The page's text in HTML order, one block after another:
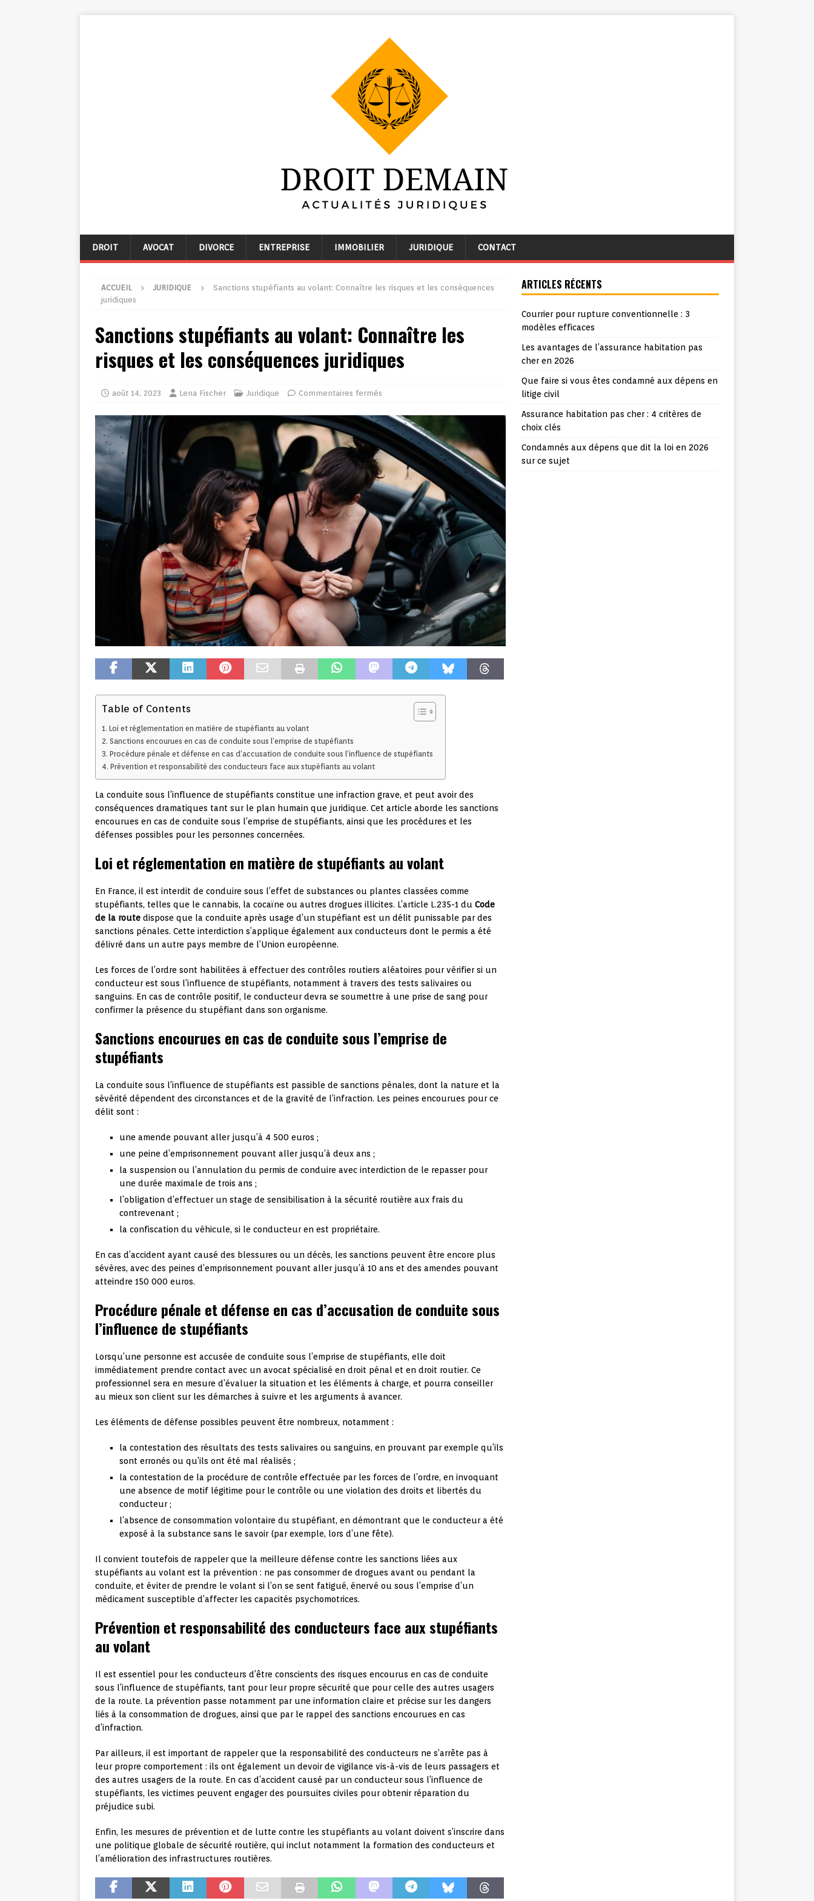
DROIT AVOCAT DIVORCE ENTREPRISE IMMOBILIER JURIDIQUE CONTACT
ACCUEIL JURIDIQUE
Sanctions stupéfiants au volant: Connaître les risques et les conséquences
juridiques
Sanctions stupéfiants au volant: Connaître les
risques et les conséquences juridiques
août 14, 2023 Lena Fischer Juridique Commentaires fermés
Table of Contents
Loi et réglementation en matière de stupéfiants au volant
Sanctions encourues en cas de conduite sous l’emprise de stupéfiants
Procédure pénale et défense en cas d’accusation de conduite sous l’influence de stupéfiants
Prévention et responsabilité des conducteurs face aux stupéfiants au volant
La conduite sous l’influence de stupéfiants constitue une infraction grave, et peut avoir des
conséquences dramatiques tant sur le plan humain que juridique. Cet article aborde les sanctions
encourues en cas de conduite sous l’emprise de stupéfiants, ainsi que les procédures et les
défenses possibles pour les personnes concernées.
Loi et réglementation en matière de stupéfiants au volant
En France, il est interdit de conduire sous l’effet de substances ou plantes classées comme
stupéfiants, telles que le cannabis, la cocaïne ou autres drogues illicites. L’article L.235-1 du Code
de la route dispose que la conduite après usage d’un stupéfiant est un délit punissable par des
sanctions pénales. Cette interdiction s’applique également aux conducteurs dont le permis a été
délivré dans un autre pays membre de l’Union européenne.
Les forces de l’ordre sont habilitées à effectuer des contrôles routiers aléatoires pour vérifier si un
conducteur est sous l’influence de stupéfiants, notamment à travers des tests salivaires ou
sanguins. En cas de contrôle positif, le conducteur devra se soumettre à une prise de sang pour
confirmer la présence du stupéfiant dans son organisme.
Sanctions encourues en cas de conduite sous l’emprise de
stupéfiants
La conduite sous l’influence de stupéfiants est passible de sanctions pénales, dont la nature et la
sévérité dépendent des circonstances et de la gravité de l’infraction. Les peines encourues pour ce
délit sont :
une amende pouvant aller jusqu’à 4 500 euros ;
une peine d’emprisonnement pouvant aller jusqu’à deux ans ;
la suspension ou l’annulation du permis de conduire avec interdiction de le repasser pour
une durée maximale de trois ans ;
l’obligation d’effectuer un stage de sensibilisation à la sécurité routière aux frais du
contrevenant ;
la confiscation du véhicule, si le conducteur en est propriétaire.
En cas d’accident ayant causé des blessures ou un décès, les sanctions peuvent être encore plus
sévères, avec des peines d’emprisonnement pouvant aller jusqu’à 10 ans et des amendes pouvant
atteindre 150 000 euros.
Procédure pénale et défense en cas d’accusation de conduite sous
l’influence de stupéfiants
Lorsqu’une personne est accusée de conduite sous l’emprise de stupéfiants, elle doit
immédiatement prendre contact avec un avocat spécialisé en droit pénal et en droit routier. Ce
professionnel sera en mesure d’évaluer la situation et les éléments à charge, et pourra conseiller
au mieux son client sur les démarches à suivre et les arguments à avancer.
Les éléments de défense possibles peuvent être nombreux, notamment :
la contestation des résultats des tests salivaires ou sanguins, en prouvant par exemple qu’ils
sont erronés ou qu’ils ont été mal réalisés ;
la contestation de la procédure de contrôle effectuée par les forces de l’ordre, en invoquant
une absence de motif légitime pour le contrôle ou une violation des droits et libertés du
conducteur ;
l’absence de consommation volontaire du stupéfiant, en démontrant que le conducteur a été
exposé à la substance sans le savoir (par exemple, lors d’une fête).
Il convient toutefois de rappeler que la meilleure défense contre les sanctions liées aux
stupéfiants au volant est la prévention : ne pas consommer de drogues avant ou pendant la
conduite, et éviter de prendre le volant si l’on se sent fatigué, énervé ou sous l’emprise d’un
médicament susceptible d’affecter les capacités psychomotrices.
Prévention et responsabilité des conducteurs face aux stupéfiants
au volant
Il est essentiel pour les conducteurs d’être conscients des risques encourus en cas de conduite
sous l’influence de stupéfiants, tant pour leur propre sécurité que pour celle des autres usagers
de la route. La prévention passe notamment par une information claire et précise sur les dangers
liés à la consommation de drogues, ainsi que par le rappel des sanctions encourues en cas
d’infraction.
Par ailleurs, il est important de rappeler que la responsabilité des conducteurs ne s’arrête pas à
leur propre comportement : ils ont également un devoir de vigilance vis-à-vis de leurs passagers et
des autres usagers de la route. En cas d’accident causé par un conducteur sous l’influence de
stupéfiants, les victimes peuvent engager des poursuites civiles pour obtenir réparation du
préjudice subi.
Enfin, les mesures de prévention et de lutte contre les stupéfiants au volant doivent s’inscrire dans
une politique globale de sécurité routière, qui inclut notamment la formation des conducteurs et
l’amélioration des infrastructures routières.
ARTICLES RÉCENTS
Courrier pour rupture conventionnelle : 3
modèles efficaces
Les avantages de l’assurance habitation pas
cher en 2026
Que faire si vous êtes condamné aux dépens en
litige civil
Assurance habitation pas cher : 4 critères de
choix clés
Condamnés aux dépens que dit la loi en 2026
sur ce sujet